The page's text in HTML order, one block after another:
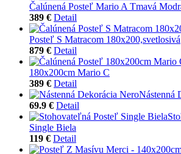
Čalúnená Posteľ Mario A Tmavá
389 € Detail
Posteľ S Matracom 180x200,svetlosivá
879 € Detail
180x200cm Mario C
389 € Detail
Nástenná
69.9 € Detail
Single Biela
119 € Detail